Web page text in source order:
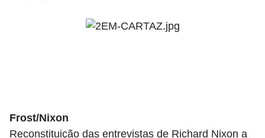
Frost/Nixon
Reconstituição das entrevistas de Richard Nixon a